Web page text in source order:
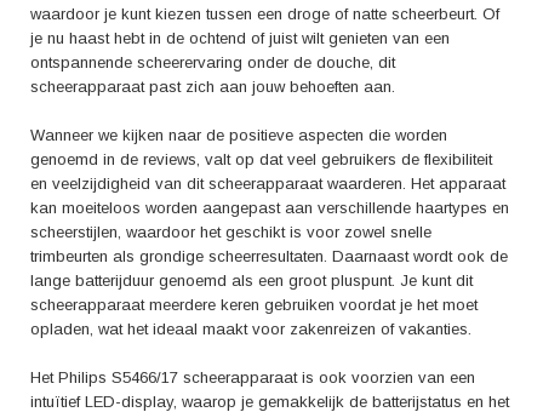
waardoor je kunt kiezen tussen een droge of natte scheerbeurt. Of
je nu haast hebt in de ochtend of juist wilt genieten van een
ontspannende scheerervaring onder de douche, dit
scheerapparaat past zich aan jouw behoeften aan.
Wanneer we kijken naar de positieve aspecten die worden
genoemd in de reviews, valt op dat veel gebruikers de flexibiliteit
en veelzijdigheid van dit scheerapparaat waarderen. Het apparaat
kan moeiteloos worden aangepast aan verschillende haartypes en
scheerstijlen, waardoor het geschikt is voor zowel snelle
trimbeurten als grondige scheerresultaten. Daarnaast wordt ook de
lange batterijduur genoemd als een groot pluspunt. Je kunt dit
scheerapparaat meerdere keren gebruiken voordat je het moet
opladen, wat het ideaal maakt voor zakenreizen of vakanties.
Het Philips S5466/17 scheerapparaat is ook voorzien van een
intuïtief LED-display, waarop je gemakkelijk de batterijstatus en het